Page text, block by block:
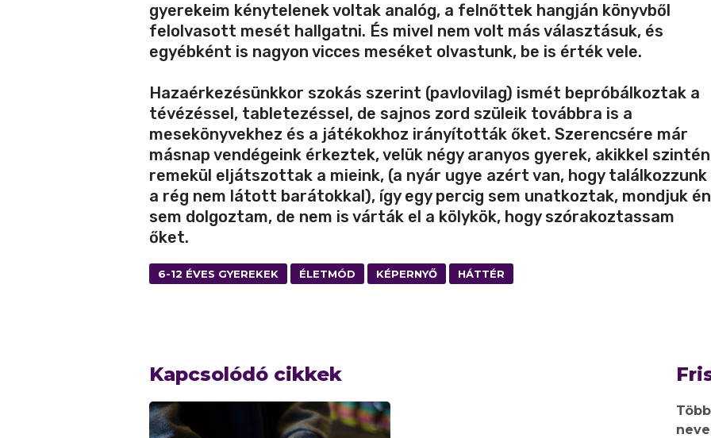
gyerekeim kénytelenek voltak analóg, a felnőttek hangján könyvből
felolvasott mesét hallgatni. És mivel nem volt más választásuk, és
egyébként is nagyon vicces meséket olvastunk, be is érték vele.
Hazaérkezésünkkor szokás szerint (pavlovilag) ismét bepróbálkoztak a
tévézéssel, tabletezéssel, de sajnos zord szüleik továbbra is a
mesekönyvekhez és a játékokhoz irányították őket. Szerencsére már
másnap vendégeink érkeztek, velük négy aranyos gyerek, akikkel szintén
remekül eljátszottak a mieink, (a nyár ugye azért van, hogy találkozzunk
a rég nem látott barátokkal), így egy percig sem unatkoztak, mondjuk én
sem dolgoztam, de nem is várták el a kölykök, hogy szórakoztassam
őket.
6-12 ÉVES GYEREKEK ÉLETMÓD KÉPERNYŐ HÁTTÉR
Kapcsolódó cikkek